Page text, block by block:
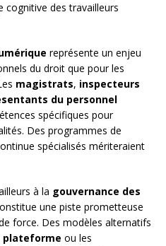
cognitive des travailleurs
représente un enjeu
du droit que pour les
magistrats, inspecteurs
du personnel
spécifiques pour
Des programmes de
spécialisés mériteraient
à la gouvernance des
une piste prometteuse
force. Des modèles alternatifs
plateforme ou les